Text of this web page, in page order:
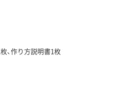
、作り方説明書1枚